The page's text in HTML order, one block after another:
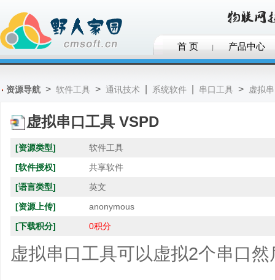
首 页 产品中心
资源导航 > 软件工具 > 通讯技术 系统软件 串口工具 > 虚拟
虚拟串口工具 VSPD
[资源类型]
软件工具
[软件授权]
共享软件
[语言类型]
英文
[资源上传]
anonymous
[下载积分]
0积分
虚拟串口工具可以虚拟2个串口